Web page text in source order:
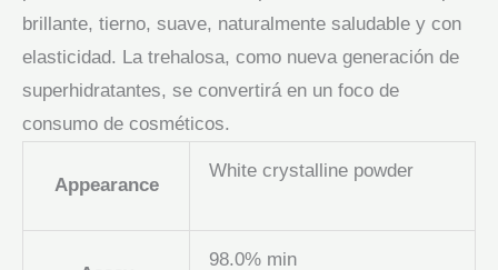
brillante, tierno, suave, naturalmente saludable y con
elasticidad. La trehalosa, como nueva generación de
superhidratantes, se convertirá en un foco de
consumo de cosméticos.
Appearance
White crystalline powder
98.0% min